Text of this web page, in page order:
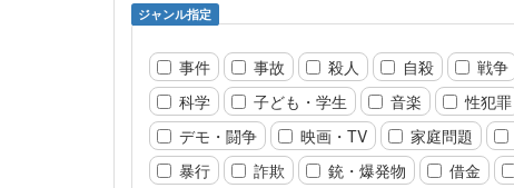
ジャンル指定
事件 事故 殺人 自殺 戦争
科学
子ども・学生 音楽 性犯罪
デモ・闘争
映画・TV 家庭問題
暴行
詐欺 銃・爆発物 借金